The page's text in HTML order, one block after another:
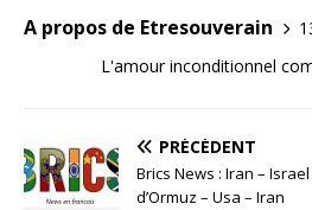
A propos de Etresouverain
L'amour inconditionnel
PRÉCÉDENT
Brics News : Iran –
d’Ormuz – Usa – Iran